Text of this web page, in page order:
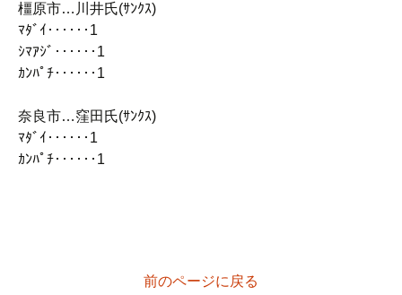
橿原市…川井氏(ｻﾝｸｽ)
ﾏﾀﾞｲ‥‥‥1
ｼﾏｱｼﾞ‥‥‥1
ｶﾝﾊﾟﾁ‥‥‥1
奈良市…窪田氏(ｻﾝｸｽ)
ﾏﾀﾞｲ‥‥‥1
ｶﾝﾊﾟﾁ‥‥‥1
前のページに戻る